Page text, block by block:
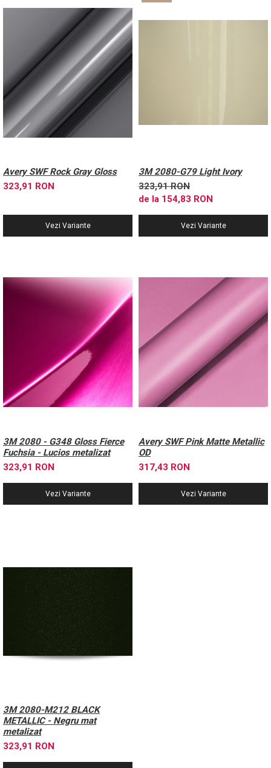
Avery SWF Rock Gray Gloss
323,91 RON
Vezi Variante
3M 2080-G79 Light Ivory
323,91 RON
de la 154,83 RON
Vezi Variante
3M 2080 - G348 Gloss Fierce
Fuchsia - Lucios metalizat
323,91 RON
Vezi Variante
Avery SWF Pink Matte Metallic
OD
317,43 RON
Vezi Variante
3M 2080-M212 BLACK
METALLIC - Negru mat
metalizat
323,91 RON